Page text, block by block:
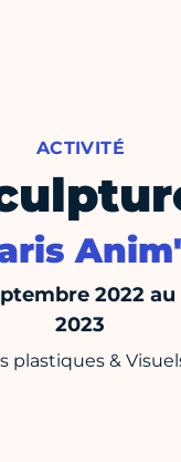
ACTIVITÉ
2022
2023
plastiques &